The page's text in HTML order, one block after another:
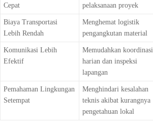
Cepat
pelaksanaan proyek
Biaya Transportasi
Lebih Rendah
Menghemat logistik
pengangkutan material
Komunikasi Lebih
Efektif
Memudahkan koordinasi
harian dan inspeksi
lapangan
Pemahaman Lingkungan
Setempat
Menghindari kesalahan
teknis akibat kurangnya
pengetahuan lokal